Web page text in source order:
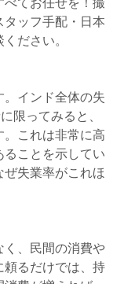
ッフ手配・日本
ださい。
インド全体の失
限ってみると、
。これは非常に高
ことを示してい
失業率がこれほ
く、民間の消費や
頼るだけでは、持